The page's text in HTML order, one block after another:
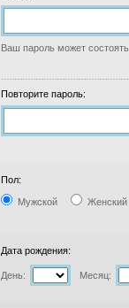
Ваш пароль может
Повторите пароль:
Пол:
Мужской Женский
Дата рождения:
День: Месяц: